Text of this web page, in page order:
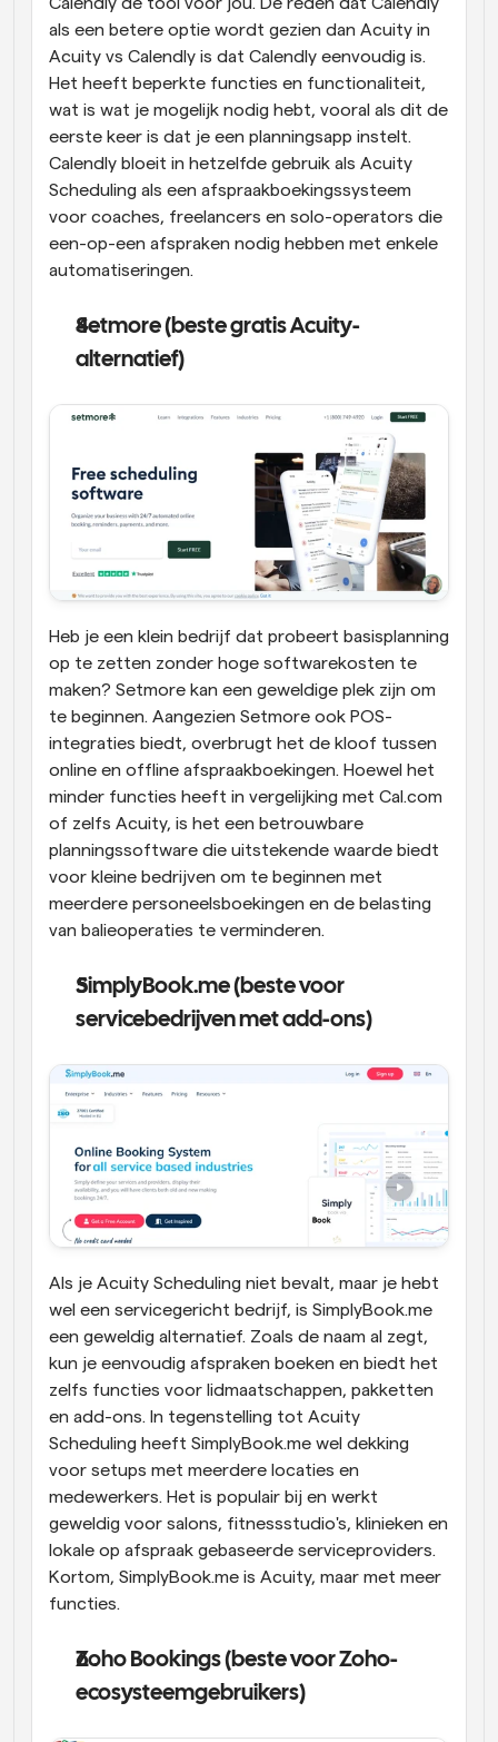
als een betere optie wordt gezien dan Acuity in
Acuity vs Calendly is dat Calendly eenvoudig is.
Het heeft beperkte functies en functionaliteit,
wat is wat je mogelijk nodig hebt, vooral als dit de
eerste keer is dat je een planningsapp instelt.
Calendly bloeit in hetzelfde gebruik als Acuity
Scheduling als een afspraakboekingssysteem
voor coaches, freelancers en solo-operators die
een-op-een afspraken nodig hebben met enkele
automatiseringen.
Setmore (beste gratis Acuity-
alternatief)
Heb je een klein bedrijf dat probeert basisplanning
op te zetten zonder hoge softwarekosten te
maken? Setmore kan een geweldige plek zijn om
te beginnen. Aangezien Setmore ook POS-
integraties biedt, overbrugt het de kloof tussen
online en offline afspraakboekingen. Hoewel het
minder functies heeft in vergelijking met Cal.com
of zelfs Acuity, is het een betrouwbare
planningssoftware die uitstekende waarde biedt
voor kleine bedrijven om te beginnen met
meerdere personeelsboekingen en de belasting
van balieoperaties te verminderen.
SimplyBook.me (beste voor
servicebedrijven met add-ons)
Als je Acuity Scheduling niet bevalt, maar je hebt
wel een servicegericht bedrijf, is SimplyBook.me
een geweldig alternatief. Zoals de naam al zegt,
kun je eenvoudig afspraken boeken en biedt het
zelfs functies voor lidmaatschappen, pakketten
en add-ons. In tegenstelling tot Acuity
Scheduling heeft SimplyBook.me wel dekking
voor setups met meerdere locaties en
medewerkers. Het is populair bij en werkt
geweldig voor salons, fitnessstudio's, klinieken en
lokale op afspraak gebaseerde serviceproviders.
Kortom, SimplyBook.me is Acuity, maar met meer
functies.
Zoho Bookings (beste voor Zoho-
ecosysteemgebruikers)